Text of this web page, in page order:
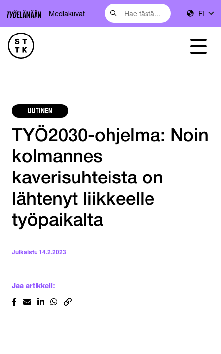
Mediakuvat FI
UUTINEN
TYÖ2030-ohjelma: Noin
kolmannes
kaverisuhteista on
lähtenyt liikkeelle
työpaikalta
Julkaistu14.2.2023
Jaa artikkeli: